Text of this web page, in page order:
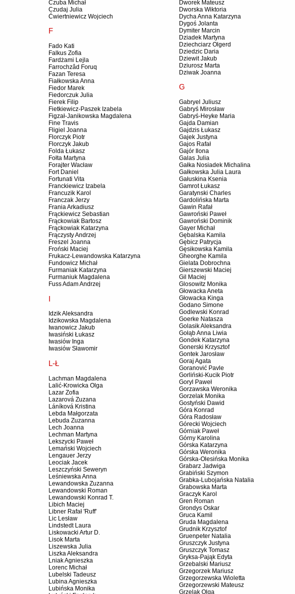
Czuba Michał
Czudaj Julia
Ćwiertniewicz Wojciech
F
Fado Kati
Falkus Zofia
Fardżami Lejla
Farrochzâd Foruq
Fazan Teresa
Fiałkowska Anna
Fiedor Marek
Fiedorczuk Julia
Fierek Filip
Fietkiewicz-Paszek Izabela
Figzał-Janikowska Magdalena
Fine Travis
Fligiel Joanna
Florczyk Piotr
Florczyk Jakub
Folda Łukasz
Fołta Martyna
Forajter Wacław
Fort Daniel
Fortunati Vita
Franckiewicz Izabela
Francuzik Karol
Franczak Jerzy
Frania Arkadiusz
Frąckiewicz Sebastian
Frąckowiak Bartosz
Frąckowiak Katarzyna
Frączysty Andrzej
Freszel Joanna
Froński Maciej
Frukacz-Lewandowska Katarzyna
Fundowicz Michał
Furmaniak Katarzyna
Furmaniuk Magdalena
Fuss Adam Andrzej
I
Idzik Aleksandra
Idzikowska Magdalena
Iwanowicz Jakub
Iwasiński Łukasz
Iwasiów Inga
Iwasiów Sławomir
L-Ł
Lachman Magdalena
Lalić-Krowicka Olga
Lazar Zofia
Lazarová Zuzana
Láníková Kristina
Lebda Małgorzata
Lebuda Zuzanna
Lech Joanna
Lechman Martyna
Lekszycki Paweł
Lemański Wojciech
Lengauer Jerzy
Leociak Jacek
Leszczyński Seweryn
Leśniewska Anna
Lewandowska Zuzanna
Lewandowski Roman
Lewandowski Konrad T.
Libich Maciej
Libner Rafał 'Ruff'
Lic Lesław
Lindstedt Laura
Liskowacki Artur D.
Lisok Marta
Liszewska Julia
Liszka Aleksandra
Lniak Agnieszka
Lorenc Michał
Lubelski Tadeusz
Lubina Agnieszka
Lubińska Monika
Dworek Mateusz
Dworska Wiktoria
Dycha Anna Katarzyna
Dygoś Jolanta
Dymiter Marcin
Dziadek Martyna
Dziechciarz Olgerd
Dziedzic Daria
Dziewit Jakub
Dziurosz Marta
Dziwak Joanna
G
Gabryel Juliusz
Gabryś Mirosław
Gabryś-Heyke Maria
Gajda Damian
Gajdzis Łukasz
Gajek Justyna
Gajos Rafał
Gajór Ilona
Galas Julia
Gałka Nosiadek Michalina
Gałkowska Julia Laura
Gałuskina Ksenia
Gamrot Łukasz
Garatynski Charles
Gardolińska Marta
Gawin Rafał
Gawroński Paweł
Gawroński Dominik
Gayer Michał
Gębalska Kamila
Gębicz Patrycja
Gęsikowska Kamila
Gheorghe Kamila
Gielata Dobrochna
Gierszewski Maciej
Gil Maciej
Glosowitz Monika
Głowacka Aneta
Głowacka Kinga
Godano Simone
Godlewski Konrad
Goerke Natasza
Golasik Aleksandra
Gołąb Anna Liwia
Gondek Katarzyna
Gonerski Krzysztof
Gontek Jarosław
Goraj Agata
Goranović Pavle
Gorliński-Kucik Piotr
Goryl Paweł
Gorzawska Weronika
Gorzelak Monika
Gostyński Dawid
Góra Konrad
Góra Radosław
Górecki Wojciech
Górniak Paweł
Górny Karolina
Górska Katarzyna
Górska Weronika
Górska-Olesińska Monika
Grabarz Jadwiga
Grabiński Szymon
Grabka-Lubojańska Natalia
Grabowska Marta
Graczyk Karol
Gren Roman
Grondys Oskar
Gruca Kamil
Gruda Magdalena
Grudnik Krzysztof
Gruenpeter Natalia
Gruszczyk Justyna
Gruszczyk Tomasz
Gryksa-Pająk Edyta
Grzebalski Mariusz
Grzegorzek Mariusz
Grzegorzewska Wioletta
Grzegorzewski Mateusz
Grzelak Olga